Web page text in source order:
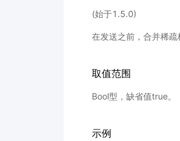
(始于1.5.0)
在发送之前，合并稀疏
取值范围
Bool型，缺省值true。
示例